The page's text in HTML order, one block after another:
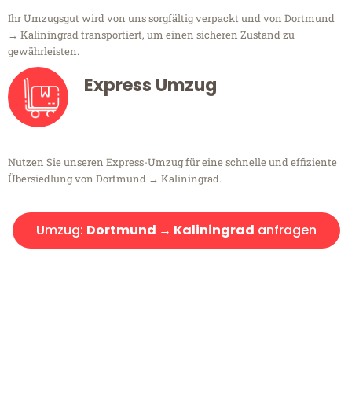
Ihr Umzugsgut wird von uns sorgfältig verpackt und von Dortmund
→ Kaliningrad transportiert, um einen sicheren Zustand zu
gewährleisten.
Express Umzug
Nutzen Sie unseren Express-Umzug für eine schnelle und effiziente
Übersiedlung von Dortmund → Kaliningrad.
Umzug: Dortmund → Kaliningrad anfragen